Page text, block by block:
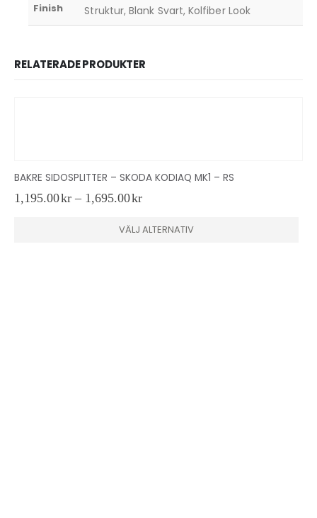
Finish Struktur, Blank Svart, Kolfiber Look
RELATERADE PRODUKTER
BAKRE SIDOSPLITTER – SKODA KODIAQ MK1 – RS
1,195.00kr – 1,695.00krPrisintervall:
till
1,695.00kr
VÄLJ ALTERNATIV